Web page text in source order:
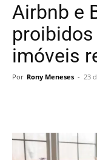
Airbnb e
imóveis
Por Rony Meneses - 23